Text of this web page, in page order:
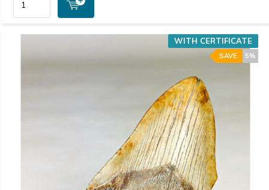
WITH CERTIFICATE
5%
SAVE